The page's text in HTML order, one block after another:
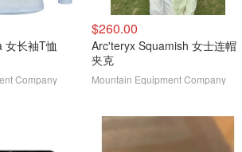
女长袖T恤
Company
$260.00
Arc'teryx Squamish 女士连帽
夹克
Mountain Equipment Company